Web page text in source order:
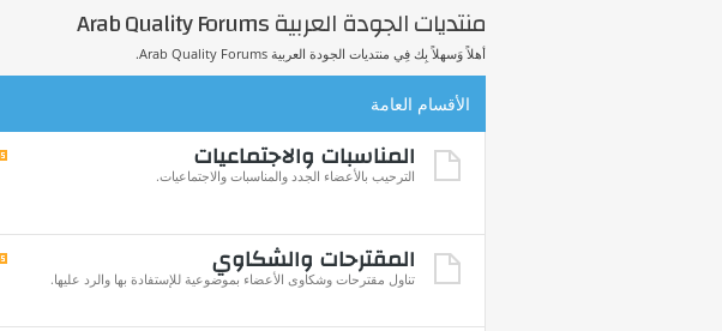
منتديات الجودة العربية Arab Quality Forums
أهلاً وَسهلاً بِك فِي منتديات الجودة العربية Arab Quality Forums.
الأقسام العامة
المناسبات والاجتماعيات
الترحيب بالأعضاء الجدد والمناسبات والاجتماعيات.
المقترحات والشكاوي
تناول مقترحات وشكاوى الأعضاء بموضوعية للإستفادة بها والرد عليها.